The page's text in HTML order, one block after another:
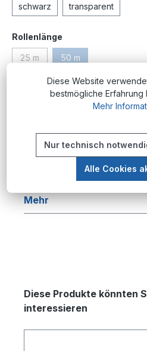
schwarz transparent
Rollenlänge
25 m(Diese Option ist zurzeit nicht
50 m(Diese Option ist
Produktnummer:
Beschreibung
Produktübersicht Die
Serie bietet eine
Mehr
Produktgalerie überspringen
Diese Produkte könnten
interessieren
Diese Website
bestmögliche Erfahrung
Mehr
Nur technisch
Alle Cookies